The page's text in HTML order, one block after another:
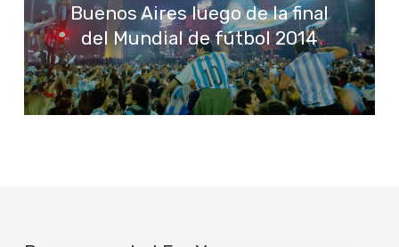
Buenos Aires luego de la final
del Mundial de fútbol 2014